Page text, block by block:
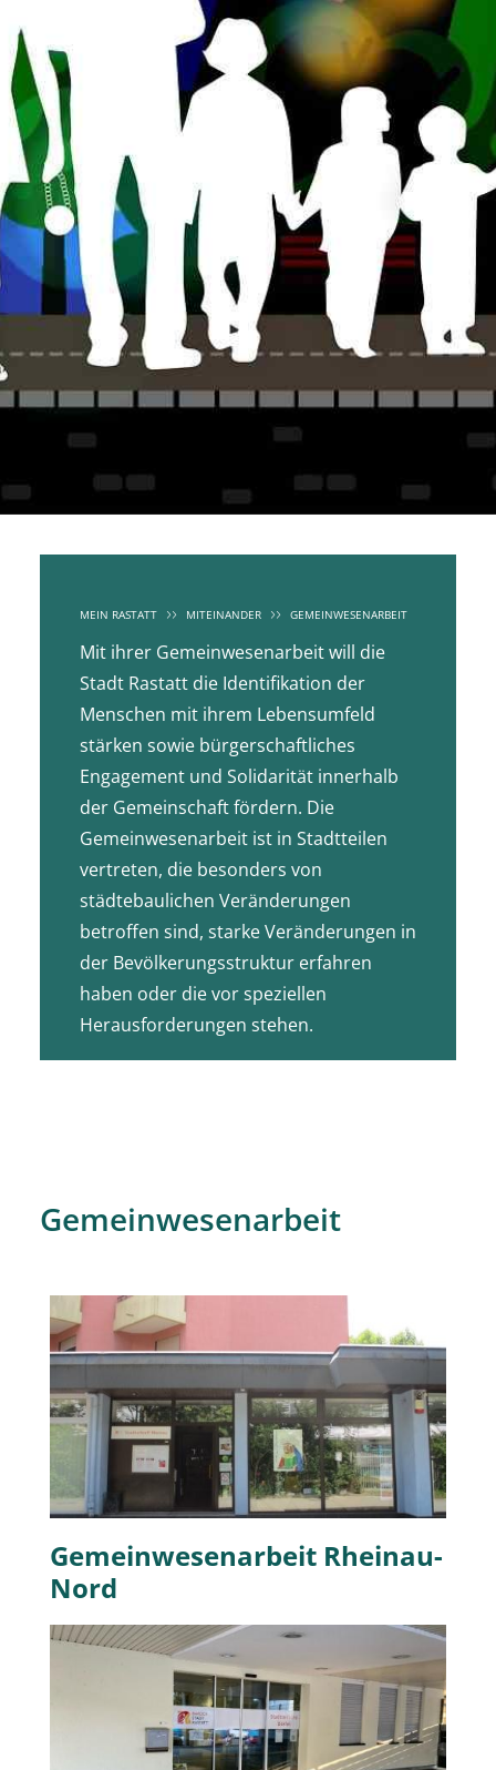
MEIN RASTATT MITEINANDER GEMEINWESENARBEIT
Mit ihrer Gemeinwesenarbeit will die
Stadt Rastatt die Identifikation der
Menschen mit ihrem Lebensumfeld
stärken sowie bürgerschaftliches
Engagement und Solidarität innerhalb
der Gemeinschaft fördern. Die
Gemeinwesenarbeit ist in Stadtteilen
vertreten, die besonders von
städtebaulichen Veränderungen
betroffen sind, starke Veränderungen in
der Bevölkerungsstruktur erfahren
haben oder die vor speziellen
Herausforderungen stehen.
Gemeinwesenarbeit
Gemeinwesenarbeit Rheinau-
Nord